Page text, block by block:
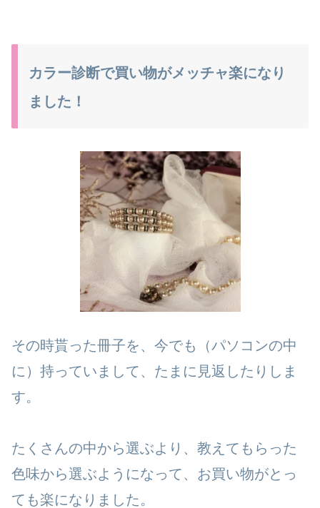
カラー診断で買い物がメッチャ楽になり
ました！
その時貰った冊子を、今でも（パソコンの中
に）持っていまして、たまに見返したりしま
す。
たくさんの中から選ぶより、教えてもらった
色味から選ぶようになって、お買い物がとっ
ても楽になりました。